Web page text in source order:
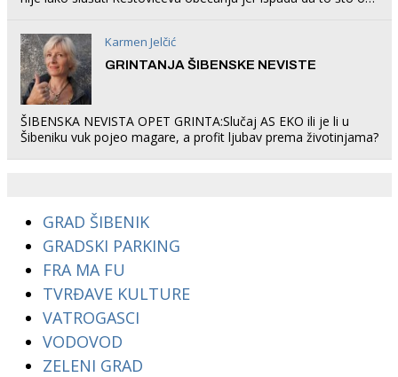
Karmen Jelčić
GRINTANJA ŠIBENSKE NEVISTE
ŠIBENSKA NEVISTA OPET GRINTA:Slučaj AS EKO ili je li u
Šibeniku vuk pojeo magare, a profit ljubav prema životinjama?
GRAD ŠIBENIK
GRADSKI PARKING
FRA MA FU
TVRĐAVE KULTURE
VATROGASCI
VODOVOD
ZELENI GRAD